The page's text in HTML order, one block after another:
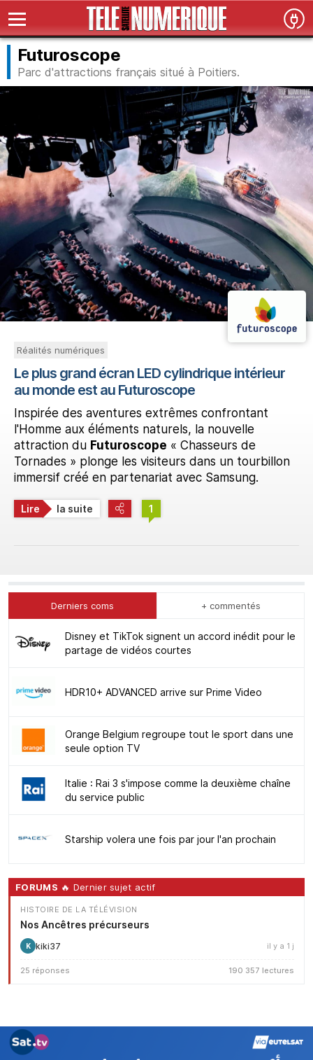
Futuroscope
Parc d'attractions français situé à Poitiers.
Réalités numériques
Le plus grand écran LED cylindrique intérieur
au monde est au Futuroscope
Inspirée des aventures extrêmes confrontant
l'Homme aux éléments naturels, la nouvelle
attraction du Futuroscope « Chasseurs de
Tornades » plonge les visiteurs dans un tourbillon
immersif créé en partenariat avec Samsung.
Lire la suite 1
Derniers coms + commentés
Disney et TikTok signent un accord inédit pour le
partage de vidéos courtes
HDR10+ ADVANCED arrive sur Prime Video
Orange Belgium regroupe tout le sport dans une
seule option TV
Italie : Rai 3 s'impose comme la deuxième chaîne
du service public
Starship volera une fois par jour l'an prochain
FORUMS 🔥 Dernier sujet actif
HISTOIRE DE LA TÉLÉVISION
Nos Ancêtres précurseurs
K kiki37 il y a 1 j
25 réponses 190 357 lectures